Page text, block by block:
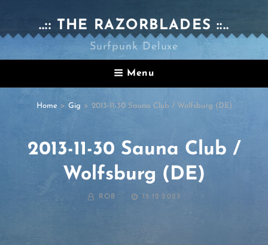
..:: THE RAZORBLADES ::..
Surfpunk Deluxe
Menu
Home > Gig > 2013-11-30 Sauna Club / Wolfsburg (DE)
2013-11-30 Sauna Club /
Wolfsburg (DE)
BY ROB
POSTED
15.12.2023